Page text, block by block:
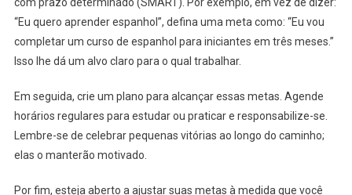
“Eu quero aprender espanhol”, defina uma meta como: “Eu vou
completar um curso de espanhol para iniciantes em três meses.”
Isso lhe dá um alvo claro para o qual trabalhar.
Em seguida, crie um plano para alcançar essas metas. Agende
horários regulares para estudar ou praticar e responsabilize-se.
Lembre-se de celebrar pequenas vitórias ao longo do caminho;
elas o manterão motivado.
Por fim, esteja aberto a ajustar suas metas à medida que você